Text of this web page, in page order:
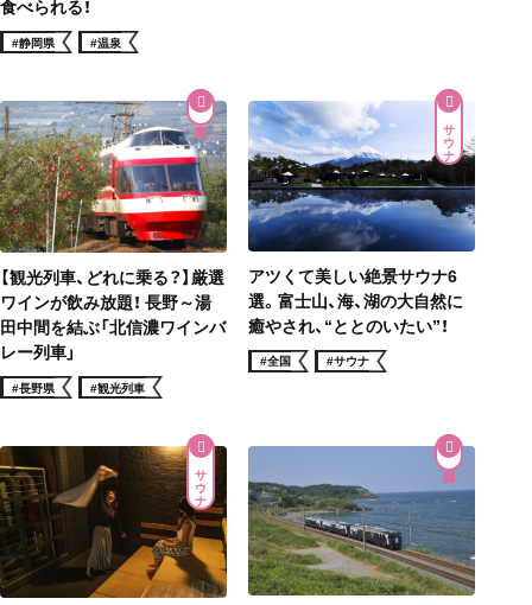
食べられる！
#静岡県 #温泉
【観光列車、どれに乗る？】厳選
ワインが飲み放題！ 長野～湯
田中間を結ぶ「北信濃ワインバ
レー列車」
#長野県 #観光列車
サウナ
アツくて美しい絶景サウナ6
選。富士山、海、湖の大自然に
癒やされ、“ととのいたい”！
#全国 #サウナ
サウナ